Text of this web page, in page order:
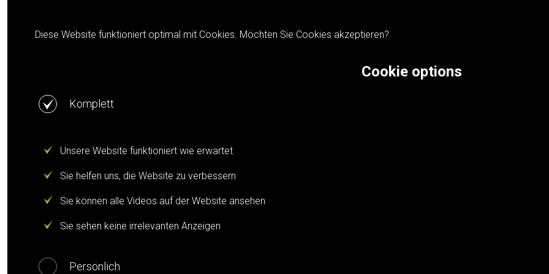
Cookie notification
Diese Website funktioniert optimal mit Cookies. Möchten Sie Cookies akzeptieren?
Cookie options
Komplett
Unsere Website funktioniert wie erwartet
Sie helfen uns, die Website zu verbessern
Sie können alle Videos auf der Website ansehen
Sie sehen keine irrelevanten Anzeigen
Persönlich